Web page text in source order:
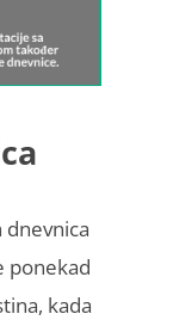
dnevnica
ponekad
kada